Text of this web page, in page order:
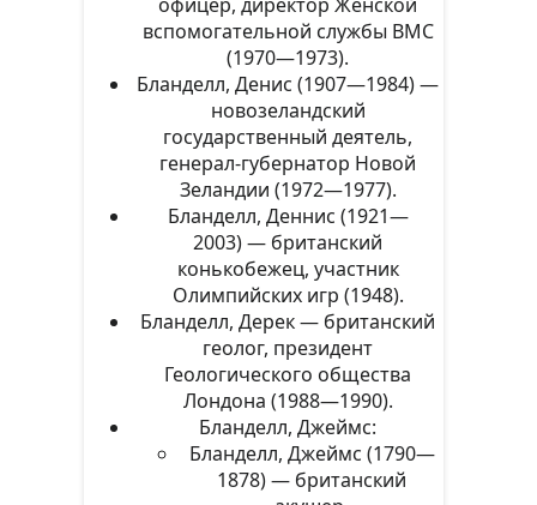
вспомогательной службы ВМС
(1970—1973).
Бланделл, Денис (1907—1984) —
новозеландский
государственный деятель,
генерал-губернатор Новой
Зеландии (1972—1977).
Бланделл, Деннис (1921—
2003) — британский
конькобежец, участник
Олимпийских игр (1948).
Бланделл, Дерек — британский
геолог, президент
Геологического общества
Лондона (1988—1990).
Бланделл, Джеймс:
Бланделл, Джеймс (1790—
1878) — британский